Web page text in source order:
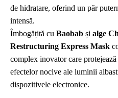
de hidratare, oferind un păr
intensă.
Îmbogățită cu Baobab și alge
Restructuring Express Mask
complex inovator care
efectelor nocive ale luminii
dispozitivele electronice.